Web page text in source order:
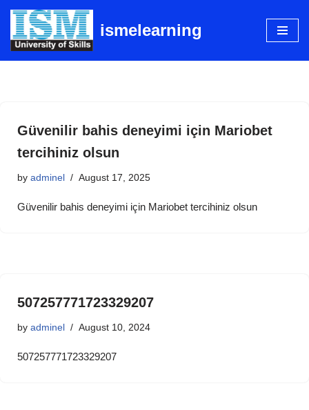
Skip
to
ismelearning
Güvenilir bahis deneyimi için Mariobet
tercihiniz olsun
by adminel August 17, 2025
Güvenilir bahis deneyimi için Mariobet tercihiniz olsun
507257771723329207
by adminel August 10, 2024
507257771723329207